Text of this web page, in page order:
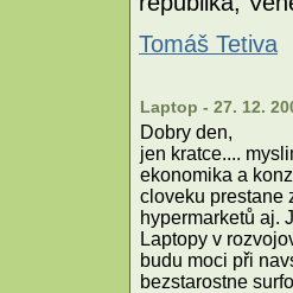
Tomáš Tetiva
Laptop - 27. 12.
Dobry den,
jen kratce....
ekonomika a
cloveku prestane
hypermarketů aj.
Laptopy v
budu moci při
bezstarostne